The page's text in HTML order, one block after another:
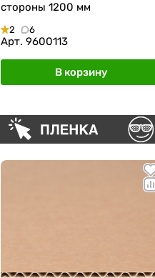
стороны 1200 мм
2 6
Арт. 9600113
В корзину